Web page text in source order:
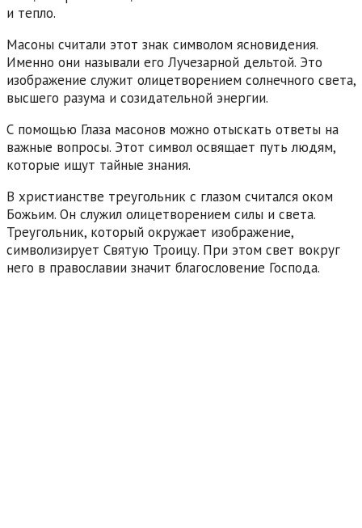
и тепло.
Масоны считали этот знак символом ясновидения.
Именно они называли его Лучезарной дельтой. Это
изображение служит олицетворением солнечного света,
высшего разума и созидательной энергии.
С помощью Глаза масонов можно отыскать ответы на
важные вопросы. Этот символ освящает путь людям,
которые ищут тайные знания.
В христианстве треугольник с глазом считался оком
Божьим. Он служил олицетворением силы и света.
Треугольник, который окружает изображение,
символизирует Святую Троицу. При этом свет вокруг
него в православии значит благословение Господа.